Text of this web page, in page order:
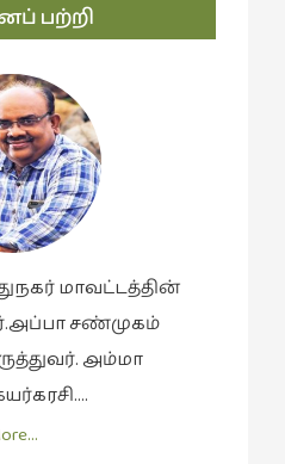
பற்றி
மாவட்டத்தின்
சண்முகம்
அம்மா